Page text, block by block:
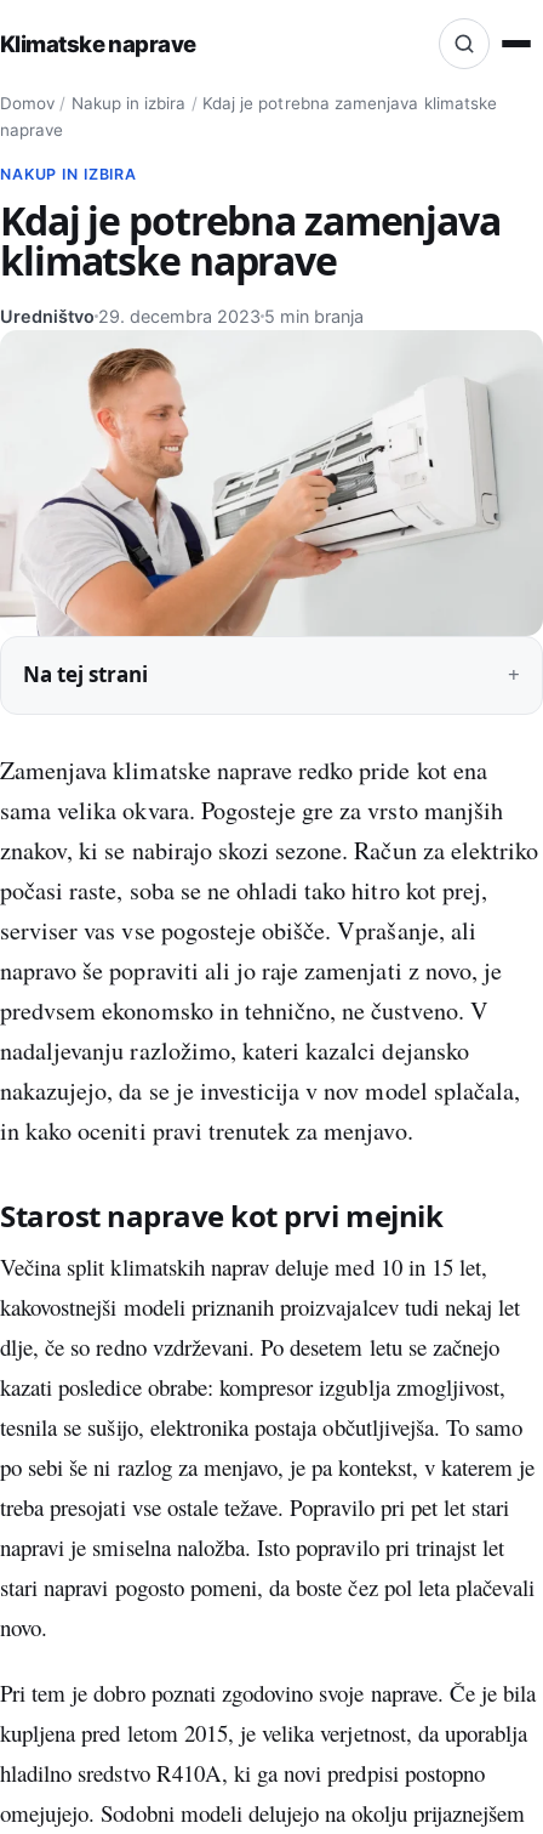
Klimatske naprave
Iskanje po strani
Domov / Nakup in izbira / Kdaj je potrebna zamenjava klimatske
naprave
NAKUP IN IZBIRA
Kdaj je potrebna zamenjava
klimatske naprave
Uredništvo 29. decembra 2023 5 min branja
Na tej strani
Zamenjava klimatske naprave redko pride kot ena
sama velika okvara. Pogosteje gre za vrsto manjših
znakov, ki se nabirajo skozi sezone. Račun za elektriko
počasi raste, soba se ne ohladi tako hitro kot prej,
serviser vas vse pogosteje obišče. Vprašanje, ali
napravo še popraviti ali jo raje zamenjati z novo, je
predvsem ekonomsko in tehnično, ne čustveno. V
nadaljevanju razložimo, kateri kazalci dejansko
nakazujejo, da se je investicija v nov model splačala,
in kako oceniti pravi trenutek za menjavo.
Starost naprave kot prvi mejnik
Večina split klimatskih naprav deluje med 10 in 15 let,
kakovostnejši modeli priznanih proizvajalcev tudi nekaj let
dlje, če so redno vzdrževani. Po desetem letu se začnejo
kazati posledice obrabe: kompresor izgublja zmogljivost,
tesnila se sušijo, elektronika postaja občutljivejša. To samo
po sebi še ni razlog za menjavo, je pa kontekst, v katerem je
treba presojati vse ostale težave. Popravilo pri pet let stari
napravi je smiselna naložba. Isto popravilo pri trinajst let
stari napravi pogosto pomeni, da boste čez pol leta plačevali
novo.
Pri tem je dobro poznati zgodovino svoje naprave. Če je bila
kupljena pred letom 2015, je velika verjetnost, da uporablja
hladilno sredstvo R410A, ki ga novi predpisi postopno
omejujejo. Sodobni modeli delujejo na okolju prijaznejšem